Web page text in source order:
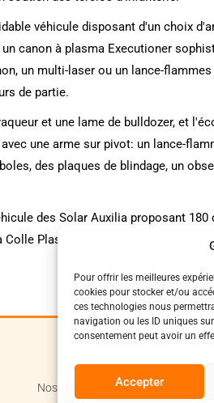
Pour offrir les meilleures
cookies pour stocker et/ou
ces technologies nous
navigation ou les ID uniques
consentement peut avoir un
Accepter
véhicule disposant d'un choix
canon à plasma Executioner
un multi-laser ou un lance-
de partie.
et une lame de bulldozer, et
une arme sur pivot: un lance-
des plaques de blindage, un
des Solar Auxilia proposant
Plastique Citadel et la peinture
Politiques
Politique de confidentialité
Nos conditions de vente et livraison